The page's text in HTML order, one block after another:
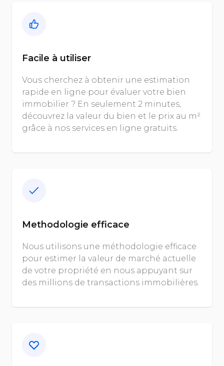
Facile à utiliser
Vous cherchez à obtenir une estimation
rapide en ligne pour évaluer votre bien
immobilier ? En seulement 2 minutes,
découvrez la valeur du bien et le prix au m²
grâce à nos services en ligne gratuits.
Methodologie efficace
Nous utilisons une méthodologie efficace
pour estimer la valeur de marché actuelle
de votre propriété en nous appuyant sur
des millions de transactions immobilières.